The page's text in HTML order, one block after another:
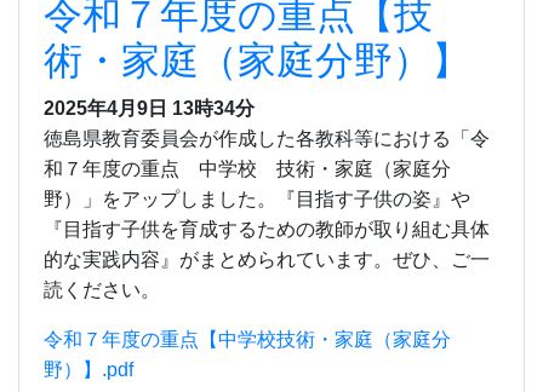
令和７年度の重点【技
術・家庭（家庭分野）】
2025年4月9日 13時34分
徳島県教育委員会が作成した各教科等における「令
和７年度の重点 中学校 技術・家庭（家庭分
野）」をアップしました。『目指す子供の姿』や
『目指す子供を育成するための教師が取り組む具体
的な実践内容』がまとめられています。ぜひ、ご一
読ください。
令和７年度の重点【中学校技術・家庭（家庭分
野）】.pdf